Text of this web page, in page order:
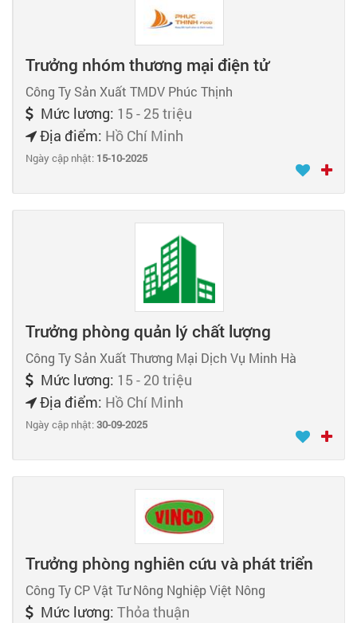
Trưởng nhóm thương mại điện tử
Công Ty Sản Xuất TMDV Phúc Thịnh
Mức lương: 15 - 25 triệu
Địa điểm: Hồ Chí Minh
Ngày cập nhật: 15-10-2025
Trưởng phòng quản lý chất lượng
Công Ty Sản Xuất Thương Mại Dịch Vụ Minh Hà
Mức lương: 15 - 20 triệu
Địa điểm: Hồ Chí Minh
Ngày cập nhật:30-09-2025
Trưởng phòng nghiên cứu và phát triển
Công Ty CP Vật Tư Nông Nghiệp Việt Nông
Mức lương: Thỏa thuận